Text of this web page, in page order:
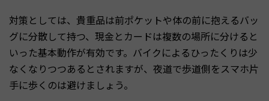
対策としては、貴重品は前ポケットや体の前に抱えるバッ
グに分散して持つ、現金とカードは複数の場所に分けると
いった基本動作が有効です。バイクによるひったくりは少
なくなりつつあるとされますが、夜道で歩道側をスマホ片
手に歩くのは避けましょう。